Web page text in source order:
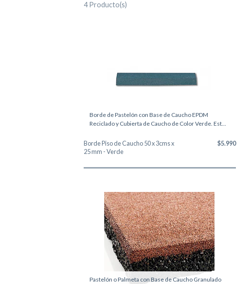
4 Producto(s)
Borde de Pastelón con Base de Caucho EPDM
Reciclado y Cubierta de Caucho de Color Verde. Est...
Borde Piso de Caucho 50 x 3cms x
25 mm - Verde
$5.990
Pastelón o Palmeta con Base de Caucho Granulado